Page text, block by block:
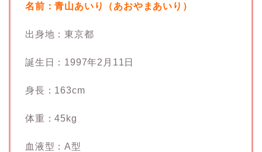
名前：青山あいり（あおやまあいり）
出身地：東京都
誕生日：1997年2月11日
身長：163cm
体重：45kg
血液型：A型